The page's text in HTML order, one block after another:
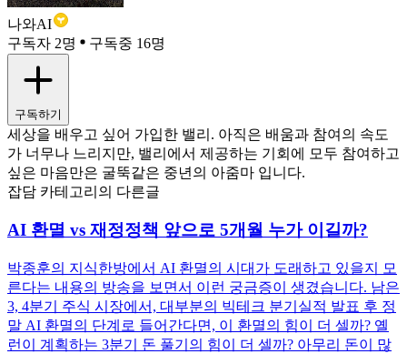
나와AI
구독자 2명
구독중 16명
구독하기
세상을 배우고 싶어 가입한 밸리. 아직은 배움과 참여의 속도
가 너무나 느리지만, 밸리에서 제공하는 기회에 모두 참여하고
싶은 마음만은 굴뚝같은 중년의 아줌마 입니다.
잡담 카테고리의 다른글
AI 환멸 vs 재정정책 앞으로 5개월 누가 이길까?
박종훈의 지식한방에서 AI 환멸의 시대가 도래하고 있을지 모
른다는 내용의 방송을 보면서 이런 궁금증이 생겼습니다. 남은
3, 4분기 주식 시장에서, 대부분의 빅테크 분기실적 발표 후 정
말 AI 환멸의 단계로 들어간다면, 이 환멸의 힘이 더 셀까? 옐
런이 계획하는 3분기 돈 풀기의 힘이 더 셀까? 아무리 돈이 많